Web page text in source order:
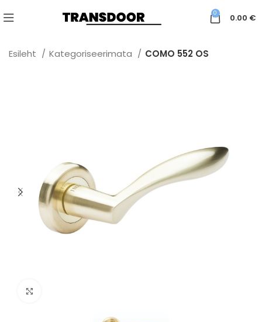
0 0.00 €
Esileht Kategoriseerimata COMO 552 OS